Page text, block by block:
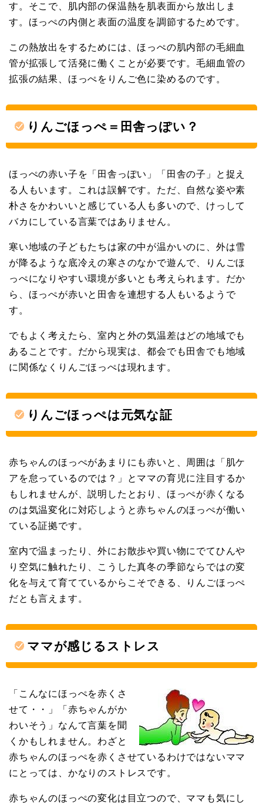
す。そこで、肌内部の保温熱を肌表面から放出しま
す。ほっぺの内側と表面の温度を調節するためです。
この熱放出をするためには、ほっぺの肌内部の毛細血
管が拡張して活発に働くことが必要です。毛細血管の
拡張の結果、ほっぺをりんご色に染めるのです。
りんごほっぺ＝田舎っぽい？
ほっぺの赤い子を「田舎っぽい」「田舎の子」と捉え
る人もいます。これは誤解です。ただ、自然な姿や素
朴さをかわいいと感じている人も多いので、けっして
バカにしている言葉ではありません。
寒い地域の子どもたちは家の中が温かいのに、外は雪
が降るような底冷えの寒さのなかで遊んで、りんごほ
っぺになりやすい環境が多いとも考えられます。だか
ら、ほっぺが赤いと田舎を連想する人もいるようで
す。
でもよく考えたら、室内と外の気温差はどの地域でも
あることです。だから現実は、都会でも田舎でも地域
に関係なくりんごほっぺは現れます。
りんごほっぺは元気な証
赤ちゃんのほっぺがあまりにも赤いと、周囲は「肌ケ
アを怠っているのでは？」とママの育児に注目するか
もしれませんが、説明したとおり、ほっぺが赤くなる
のは気温変化に対応しようと赤ちゃんのほっぺが働い
ている証拠です。
室内で温まったり、外にお散歩や買い物にでてひんや
り空気に触れたり、こうした真冬の季節ならではの変
化を与えて育てているからこそできる、りんごほっぺ
だとも言えます。
ママが感じるストレス
「こんなにほっぺを赤くさ
せて・・」「赤ちゃんがか
わいそう」なんて言葉を聞
くかもしれません。わざと
赤ちゃんのほっぺを赤くさせているわけではないママ
にとっては、かなりのストレスです。
赤ちゃんのほっぺの変化は目立つので、ママも気にし